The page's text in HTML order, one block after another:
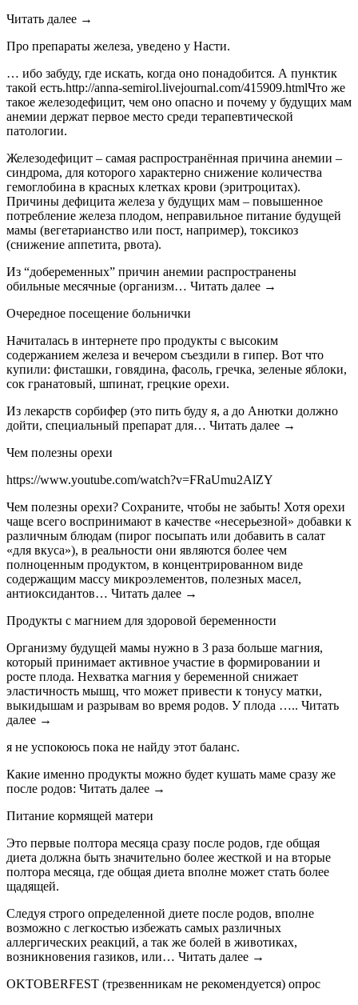
Читать далее →
Про препараты железа, уведено у Насти.
… ибо забуду, где искать, когда оно понадобится. А пунктик
такой есть.http://anna-semirol.livejournal.com/415909.htmlЧто же
такое железодефицит, чем оно опасно и почему у будущих мам
анемии держат первое место среди терапевтической
патологии.
Железодефицит – самая распространённая причина анемии –
синдрома, для которого характерно снижение количества
гемоглобина в красных клетках крови (эритроцитах).
Причины дефицита железа у будущих мам – повышенное
потребление железа плодом, неправильное питание будущей
мамы (вегетарианство или пост, например), токсикоз
(снижение аппетита, рвота).
Из “добеременных” причин анемии распространены
обильные месячные (организм… Читать далее →
Очередное посещение больнички
Начиталась в интернете про продукты с высоким
содержанием железа и вечером съездили в гипер. Вот что
купили: фисташки, говядина, фасоль, гречка, зеленые яблоки,
сок гранатовый, шпинат, грецкие орехи.
Из лекарств сорбифер (это пить буду я, а до Анютки должно
дойти, специальный препарат для… Читать далее →
Чем полезны орехи
https://www.youtube.com/watch?v=FRaUmu2AlZY
Чем полезны орехи? Сохраните, чтобы не забыть! Хотя орехи
чаще всего воспринимают в качестве «несерьезной» добавки к
различным блюдам (пирог посыпать или добавить в салат
«для вкуса»), в реальности они являются более чем
полноценным продуктом, в концентрированном виде
содержащим массу микроэлементов, полезных масел,
антиоксидантов… Читать далее →
Продукты с магнием для здоровой беременности
Организму будущей мамы нужно в 3 раза больше магния,
который принимает активное участие в формировании и
росте плода. Нехватка магния у беременной снижает
эластичность мышц, что может привести к тонусу матки,
выкидышам и разрывам во время родов. У плода ….. Читать
далее →
я не успокоюсь пока не найду этот баланс.
Какие именно продукты можно будет кушать маме сразу же
после родов: Читать далее →
Питание кормящей матери
Это первые полтора месяца сразу после родов, где общая
диета должна быть значительно более жесткой и на вторые
полтора месяца, где общая диета вполне может стать более
щадящей.
Следуя строго определенной диете после родов, вполне
возможно с легкостью избежать самых различных
аллергических реакций, а так же болей в животиках,
возникновения газиков, или… Читать далее →
OKTOBERFEST (трезвенникам не рекомендуется) опрос